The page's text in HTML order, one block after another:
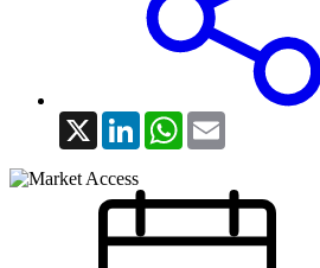
X LinkedInWhatsApp